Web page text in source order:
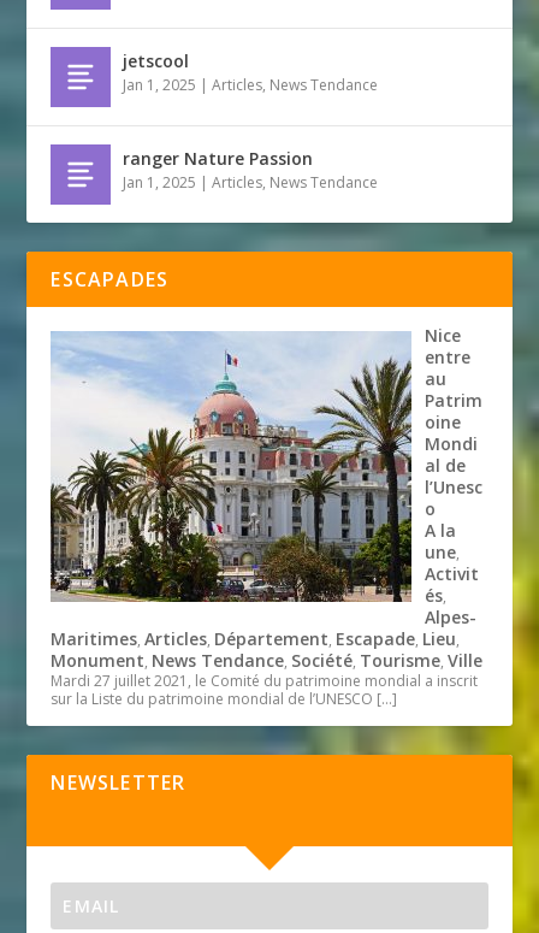
jetscool
Jan 1, 2025 |Articles, News Tendance
ranger Nature Passion
Jan 1, 2025 |Articles, News Tendance
ESCAPADES
Nice
entre
au
Patrim
oine
Mondi
al de
l’Unesc
o
A la
une,
Activit
és,
Alpes-
Maritimes,Articles, Département, Escapade, Lieu,
Monument, News Tendance, Société, Tourisme,Ville
Mardi 27 juillet 2021, le Comité du patrimoine mondial a inscrit
sur la Liste du patrimoine mondial de l’UNESCO […]
NEWSLETTER